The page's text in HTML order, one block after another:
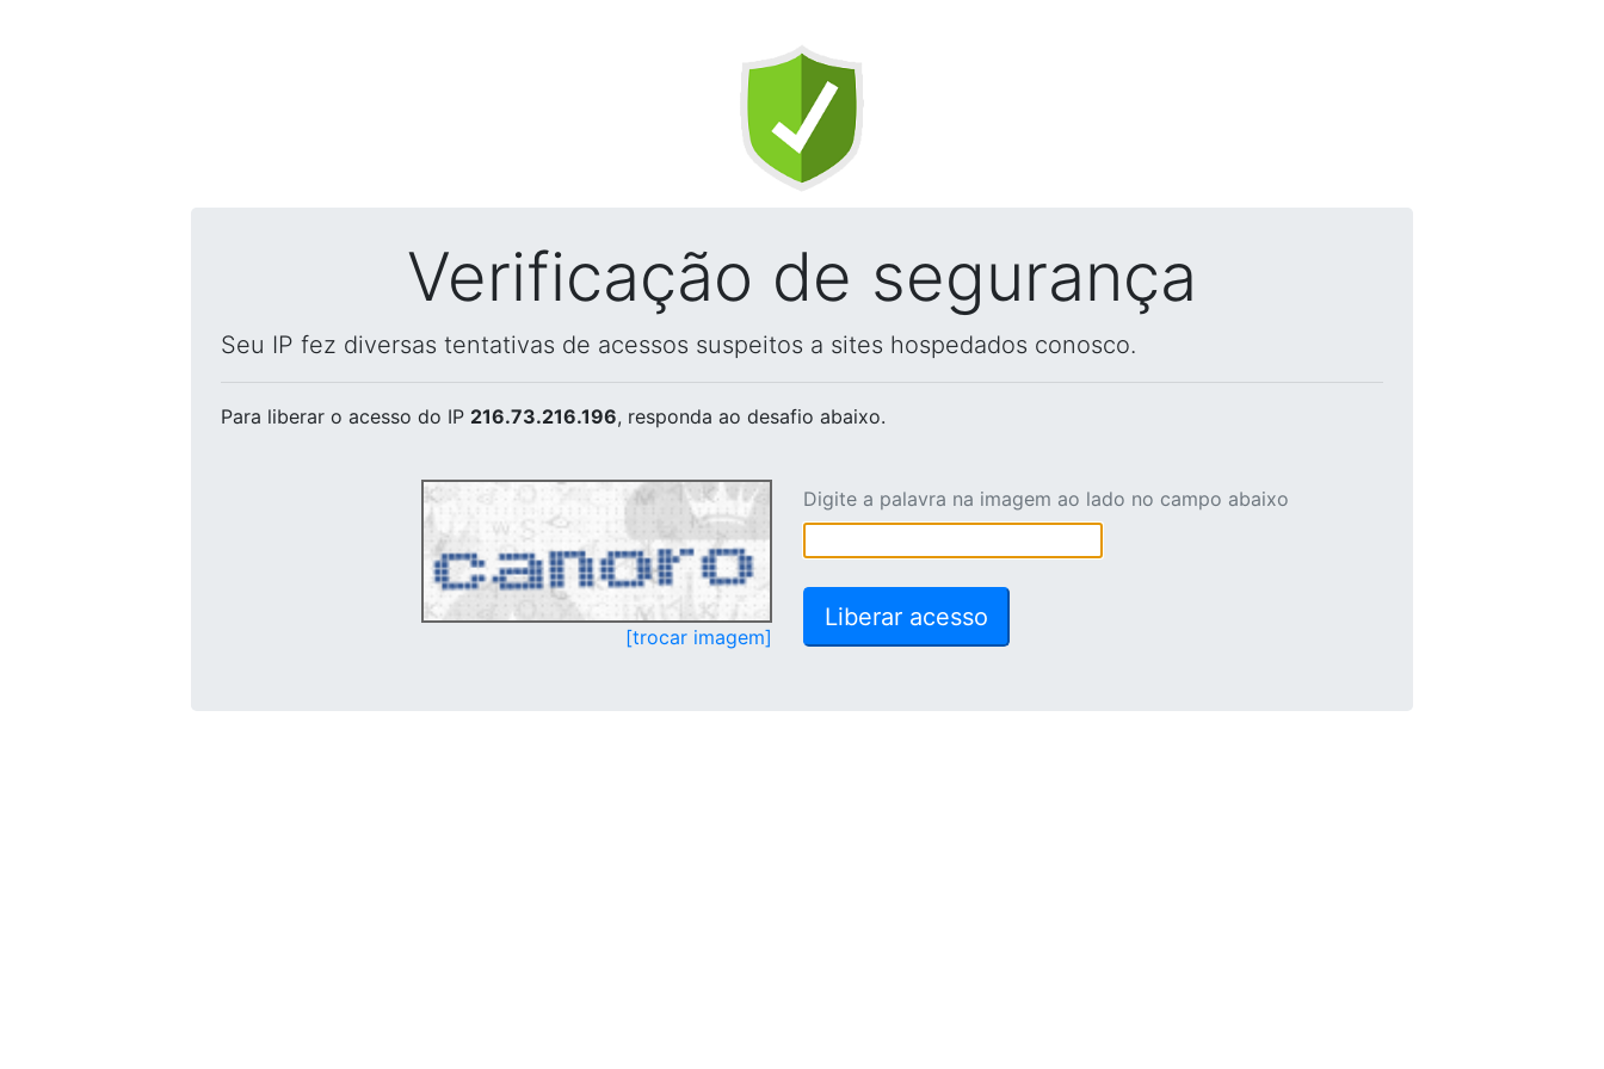
Verificação de segurança
Seu IP fez diversas tentativas de acessos suspeitos a sites hospedados conosco.
Para liberar o acesso do IP 216.73.216.196, responda ao desafio abaixo.
[trocar imagem]
Digite a palavra na imagem ao lado no campo abaixo